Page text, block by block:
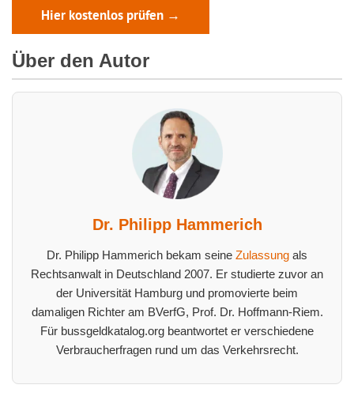
Hier kostenlos prüfen →
Über den Autor
Dr. Philipp Hammerich
Dr. Philipp Hammerich bekam seine Zulassung als
Rechtsanwalt in Deutschland 2007. Er studierte zuvor an
der Universität Hamburg und promovierte beim
damaligen Richter am BVerfG, Prof. Dr. Hoffmann-Riem.
Für bussgeldkatalog.org beantwortet er verschiedene
Verbraucherfragen rund um das Verkehrsrecht.